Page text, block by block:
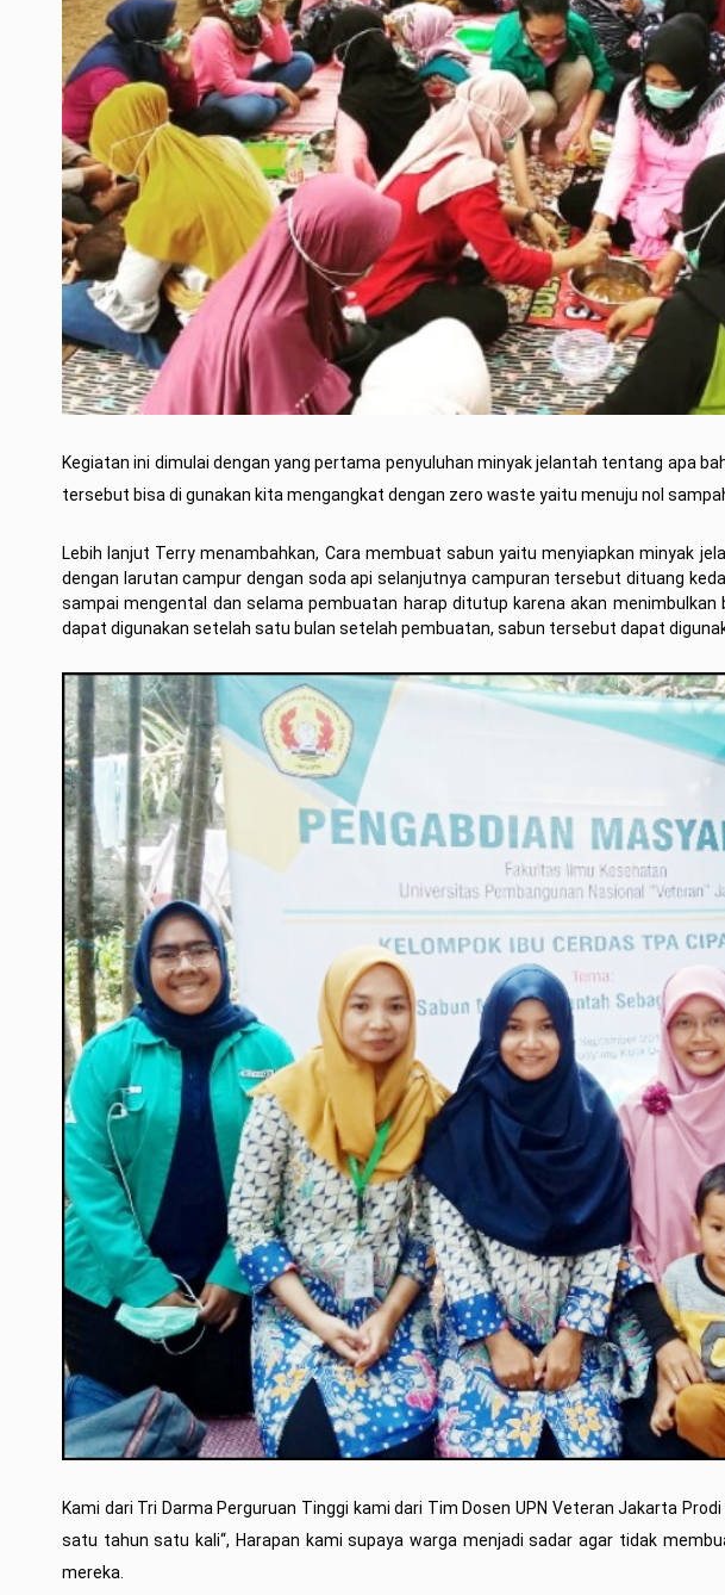
Kegiatan ini dimulai denganyang pertama penyuluhan minyak jelantah tentang apa
tersebut bisa di gunakan kita mengangkat dengan zero waste yaitu menuju nol
Lebih lanjut Terry menambahkan, Cara membuat sabun yaitu menyiapkan minyak
dengan larutan campur dengan soda api selanjutnya campuran tersebut dituang
sampai mengental dan selama pembuatan harap ditutup karena akan
dapat digunakan setelah satu bulan setelah pembuatan, sabun tersebut dapat
Kami dari Tri Darma Perguruan Tinggi kami dari Tim Dosen UPN Veteran Jakarta
satu tahun satu kali“, Harapan kami supaya warga menjadi sadar agar tidak
mereka.